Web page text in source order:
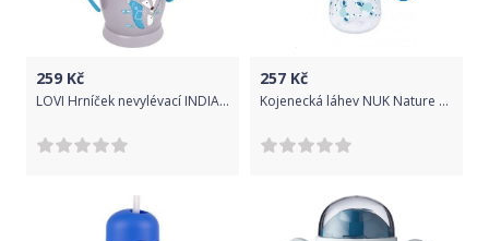
259 Kč
LOVI Hrníček nevylévací INDIAN SUMMER Boy 250ml 12m+
257 Kč
Kojenecká láhev NUK Nature Sense s kontrolou teploty 260 ml modrá, Modrá